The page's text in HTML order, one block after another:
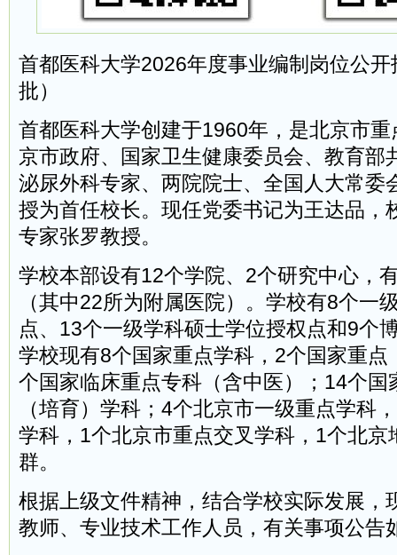
首都医科大学2026年度事业编制岗位公
批）
首都医科大学创建于1960年，是北京市
京市政府、国家卫生健康委员会、教育部
泌尿外科专家、两院院士、全国人大常委
授为首任校长。现任党委书记为王达品，
专家张罗教授。
学校本部设有12个学院、2个研究中心，
（其中22所为附属医院）。学校有8个一
点、13个一级学科硕士学位授权点和9个
学校现有8个国家重点学科，2个国家重点
个国家临床重点专科（含中医）；14个国
（培育）学科；4个北京市一级重点学科
学科，1个北京市重点交叉学科，1个北京
群。
根据上级文件精神，结合学校实际发展，
教师、专业技术工作人员，有关事项公告